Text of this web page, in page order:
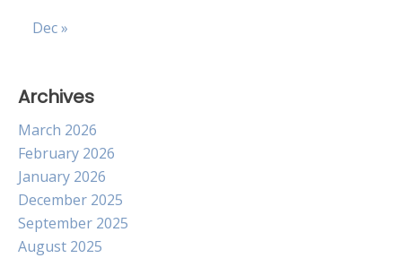
Dec »
Archives
March 2026
February 2026
January 2026
December 2025
September 2025
August 2025